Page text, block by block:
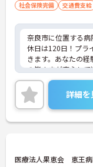
社会保険完備
交通費支給
奈良市に位置する
休日は120日！プラ
きます。あなたの
の皆さまが安心し
ジしてみませんか？
ご興味ある方には、
詳細をお話しいた
い。
詳細を
医療法人果恵会 恵王